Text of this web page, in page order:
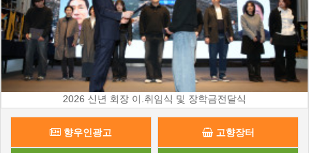
2026 신년 회장 이.취임식 및 장학금전달식
향우인광고 고향장터